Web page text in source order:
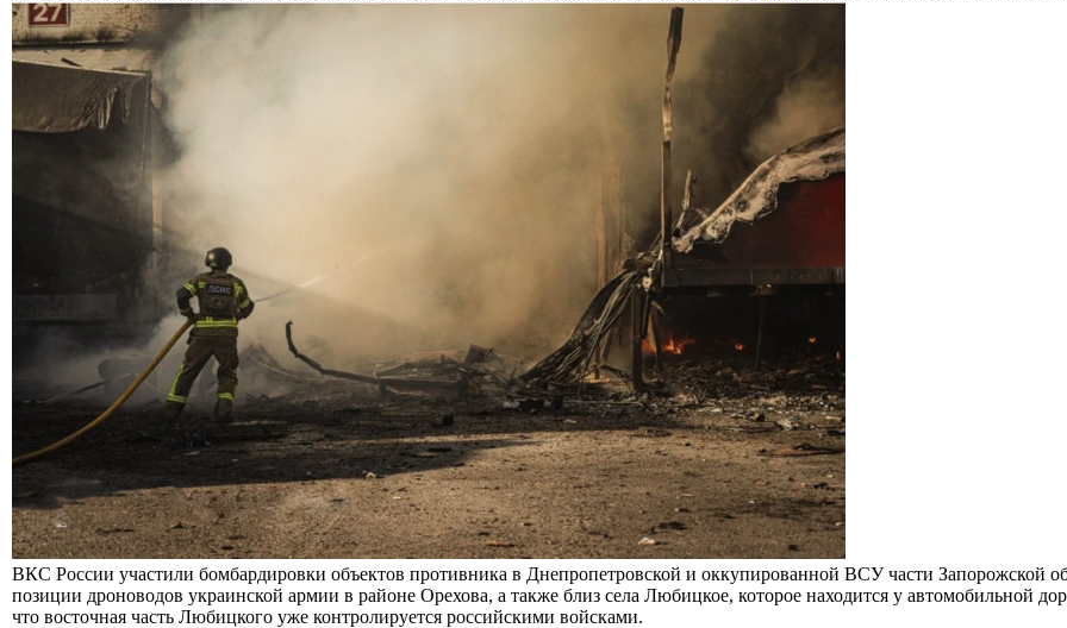
ВКС России участили бомбардировки объектов противника в Днепропетровской и оккупированной ВСУ части Запорожской
позиции дроноводов украинской армии в районе Орехова, а также близ села Любицкое, которое находится у
что восточная часть Любицкого уже контролируется российскими войсками.